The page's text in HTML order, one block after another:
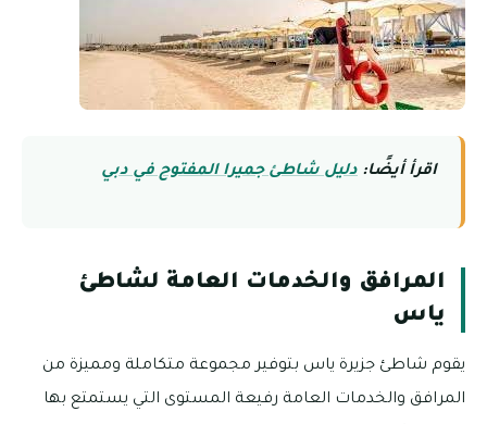
اقرأ أيضًا: دليل شاطئ جميرا المفتوح في دبي
المرافق والخدمات العامة لشاطئ
ياس
يقوم شاطئ جزيرة ياس بتوفير مجموعة متكاملة ومميزة من
المرافق والخدمات العامة رفيعة المستوى التي يستمتع بها